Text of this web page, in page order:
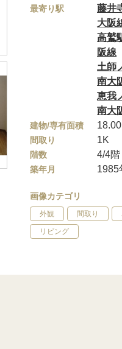
最寄り駅 藤井
大阪
高鷲
阪線
土師
南大
恵我
南大
建物/専有面積
間取り 1K
階数 4/4階
築年月 1985
画像カテゴリ
外観 間取り
リビング